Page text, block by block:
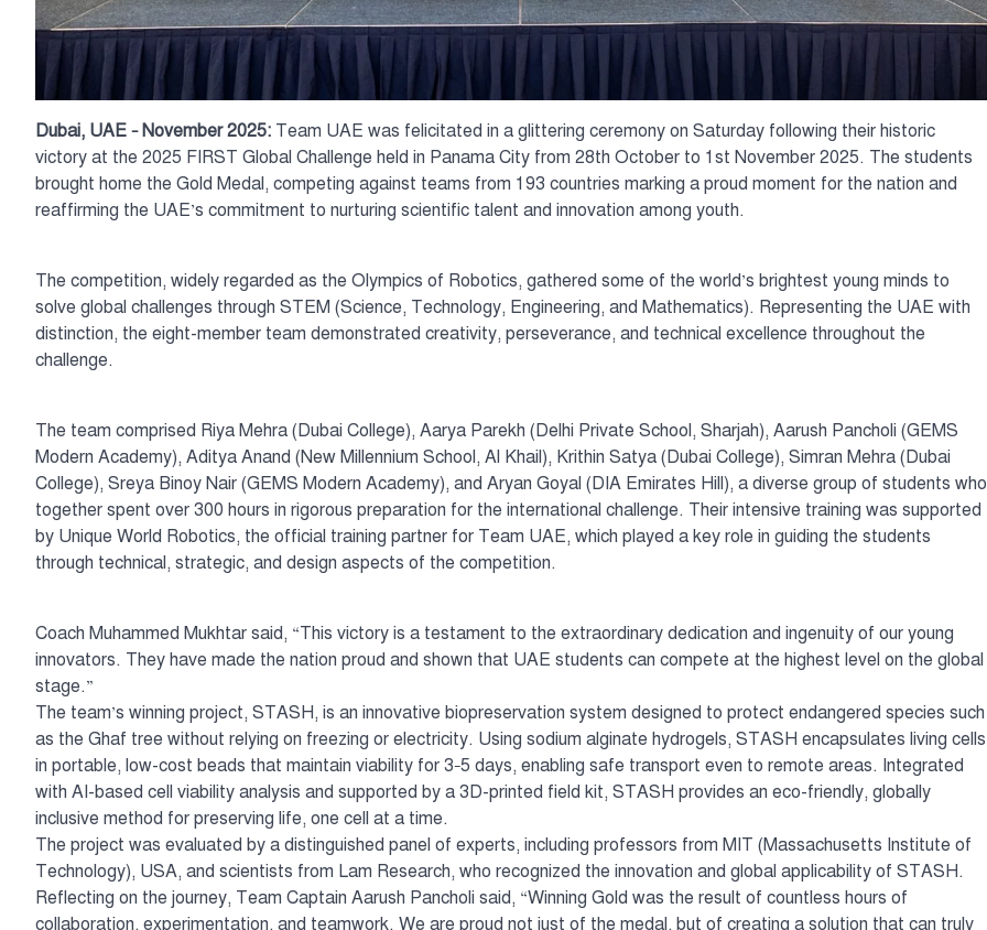
Dubai, UAE – November 2025: Team UAE was felicitated in a glittering ceremony on Saturday following their historic
victory at the 2025 FIRST Global Challenge held in Panama City from 28th October to 1st November 2025. The students
brought home the Gold Medal, competing against teams from 193 countries marking a proud moment for the nation and
reaffirming the UAE’s commitment to nurturing scientific talent and innovation among youth.
The competition, widely regarded as the Olympics of Robotics, gathered some of the world’s brightest young minds to
solve global challenges through STEM (Science, Technology, Engineering, and Mathematics). Representing the UAE with
distinction, the eight-member team demonstrated creativity, perseverance, and technical excellence throughout the
challenge.
The team comprised Riya Mehra (Dubai College), Aarya Parekh (Delhi Private School, Sharjah), Aarush Pancholi (GEMS
Modern Academy), Aditya Anand (New Millennium School, Al Khail), Krithin Satya (Dubai College), Simran Mehra (Dubai
College), Sreya Binoy Nair (GEMS Modern Academy), and Aryan Goyal (DIA Emirates Hill), a diverse group of students who
together spent over 300 hours in rigorous preparation for the international challenge. Their intensive training was supported
by Unique World Robotics, the official training partner for Team UAE, which played a key role in guiding the students
through technical, strategic, and design aspects of the competition.
Coach Muhammed Mukhtar said, “This victory is a testament to the extraordinary dedication and ingenuity of our young
innovators. They have made the nation proud and shown that UAE students can compete at the highest level on the global
stage.”
The team’s winning project, STASH, is an innovative biopreservation system designed to protect endangered species such
as the Ghaf tree without relying on freezing or electricity. Using sodium alginate hydrogels, STASH encapsulates living cells
in portable, low-cost beads that maintain viability for 3–5 days, enabling safe transport even to remote areas. Integrated
with AI-based cell viability analysis and supported by a 3D-printed field kit, STASH provides an eco-friendly, globally
inclusive method for preserving life, one cell at a time.
The project was evaluated by a distinguished panel of experts, including professors from MIT (Massachusetts Institute of
Technology), USA, and scientists from Lam Research, who recognized the innovation and global applicability of STASH.
Reflecting on the journey, Team Captain Aarush Pancholi said, “Winning Gold was the result of countless hours of
collaboration, experimentation, and teamwork. We are proud not just of the medal, but of creating a solution that can truly